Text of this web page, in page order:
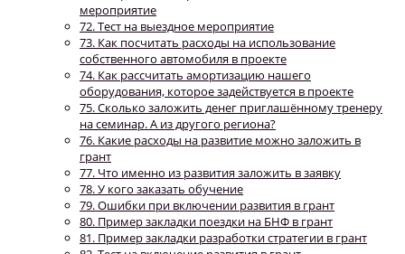
мероприятие
72. Тест на выездное мероприятие
73. Как посчитать расходы на использование
собственного автомобиля в проекте
74. Как рассчитать амортизацию нашего
оборудования, которое задействуется в проекте
75. Сколько заложить денег приглашённому тренеру
на семинар. А из другого региона?
76. Какие расходы на развитие можно заложить в
грант
77. Что именно из развития заложить в заявку
78. У кого заказать обучение
79. Ошибки при включении развития в грант
80. Пример закладки поездки на БНФ в грант
81. Пример закладки разработки стратегии в грант